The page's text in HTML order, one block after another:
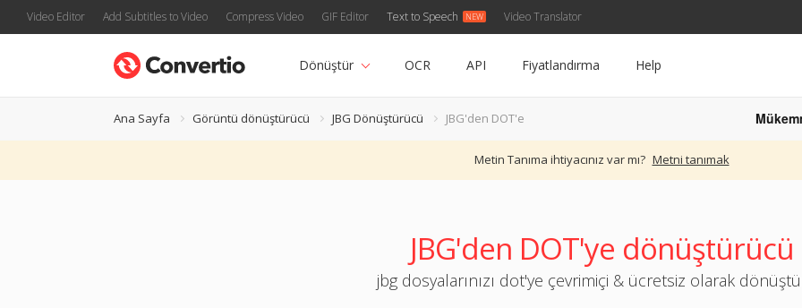
Video Editor Add Subtitles to Video Compress Video GIF Editor Text to Speech Video Translator
Dönüştür OCR API Fiyatlandırma Help
Ana Sayfa Görüntü dönüştürücü JBG Dönüştürücü JBG'den DOT'e
Metin Tanıma ihtiyacınız var mı? Metni tanımak
JBG'den DOT'ye dönüştürücü
jbg dosyalarınızı dot'ye çevrimiçi & ücretsiz olarak